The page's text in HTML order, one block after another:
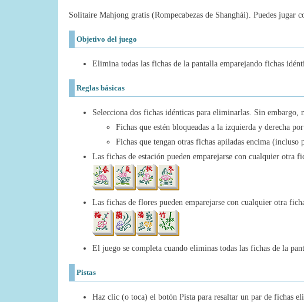
Solitaire Mahjong gratis (Rompecabezas de Shanghái). Puedes jugar
Objetivo del juego
Elimina todas las fichas de la pantalla emparejando fichas
Reglas básicas
Selecciona dos fichas idénticas para eliminarlas. Sin embargo,
Fichas que estén bloqueadas a la izquierda y derecha
Fichas que tengan otras fichas apiladas encima (incluso
Las fichas de estación pueden emparejarse con cualquier otra
Las fichas de flores pueden emparejarse con cualquier otra
El juego se completa cuando eliminas todas las fichas de la
Pistas
Haz clic (o toca) el botón Pista para resaltar un par de fichas